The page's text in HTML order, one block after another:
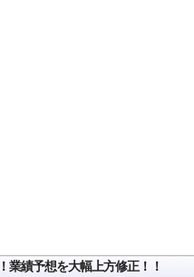
業績予想を大幅上方修正！！